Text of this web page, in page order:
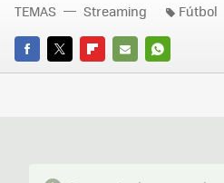
FACEBOOK
TWITTERFLIPBOARD
E-
WHATSAPP
TEMAS Streaming Fútbol